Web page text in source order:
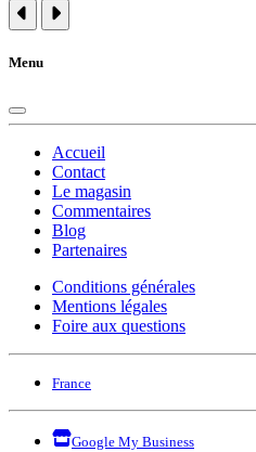
Menu
Accueil
Contact
Le magasin
Commentaires
Blog
Partenaires
Conditions générales
Mentions légales
Foire aux questions
France
Google My Business